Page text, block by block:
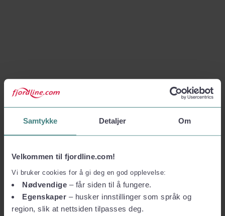
Samtykke Detaljer Om
Velkommen til fjordline.com!
Vi bruker cookies for å gi deg en god opplevelse:
Nødvendige – får siden til å fungere.
Egenskaper – husker innstillinger som språk og
region, slik at nettsiden tilpasses deg.